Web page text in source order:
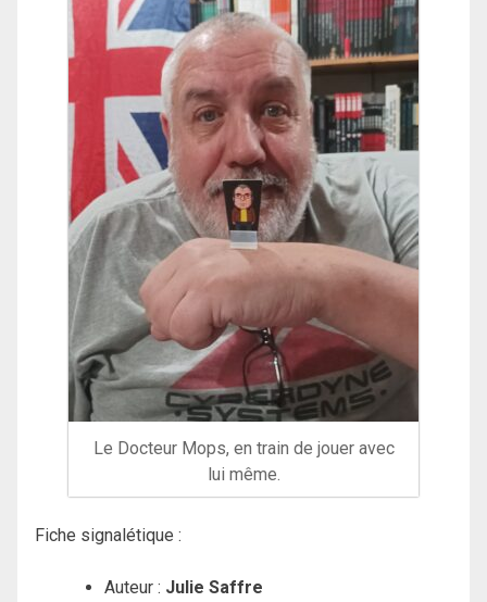
Le Docteur Mops, en train de jouer avec
lui même.
Fiche signalétique :
Auteur : Julie Saffre